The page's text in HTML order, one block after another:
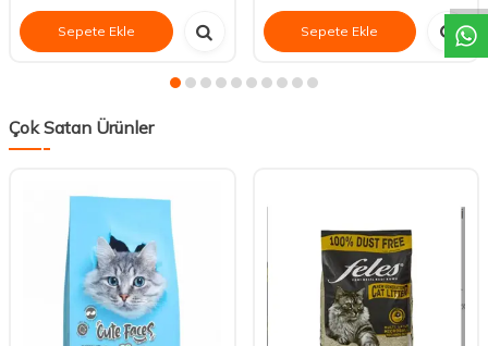
Sepete Ekle Sepete Ekle
Çok Satan Ürünler